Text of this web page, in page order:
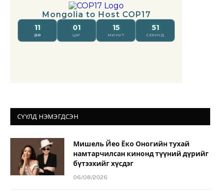
СҮҮЛД НЭМЭГДСЭН
Мишель Йео Ёко Оногийн тухай
намтарчилсан кинонд түүний дүрийг
бүтээхийг хүсдэг
06/08/2026